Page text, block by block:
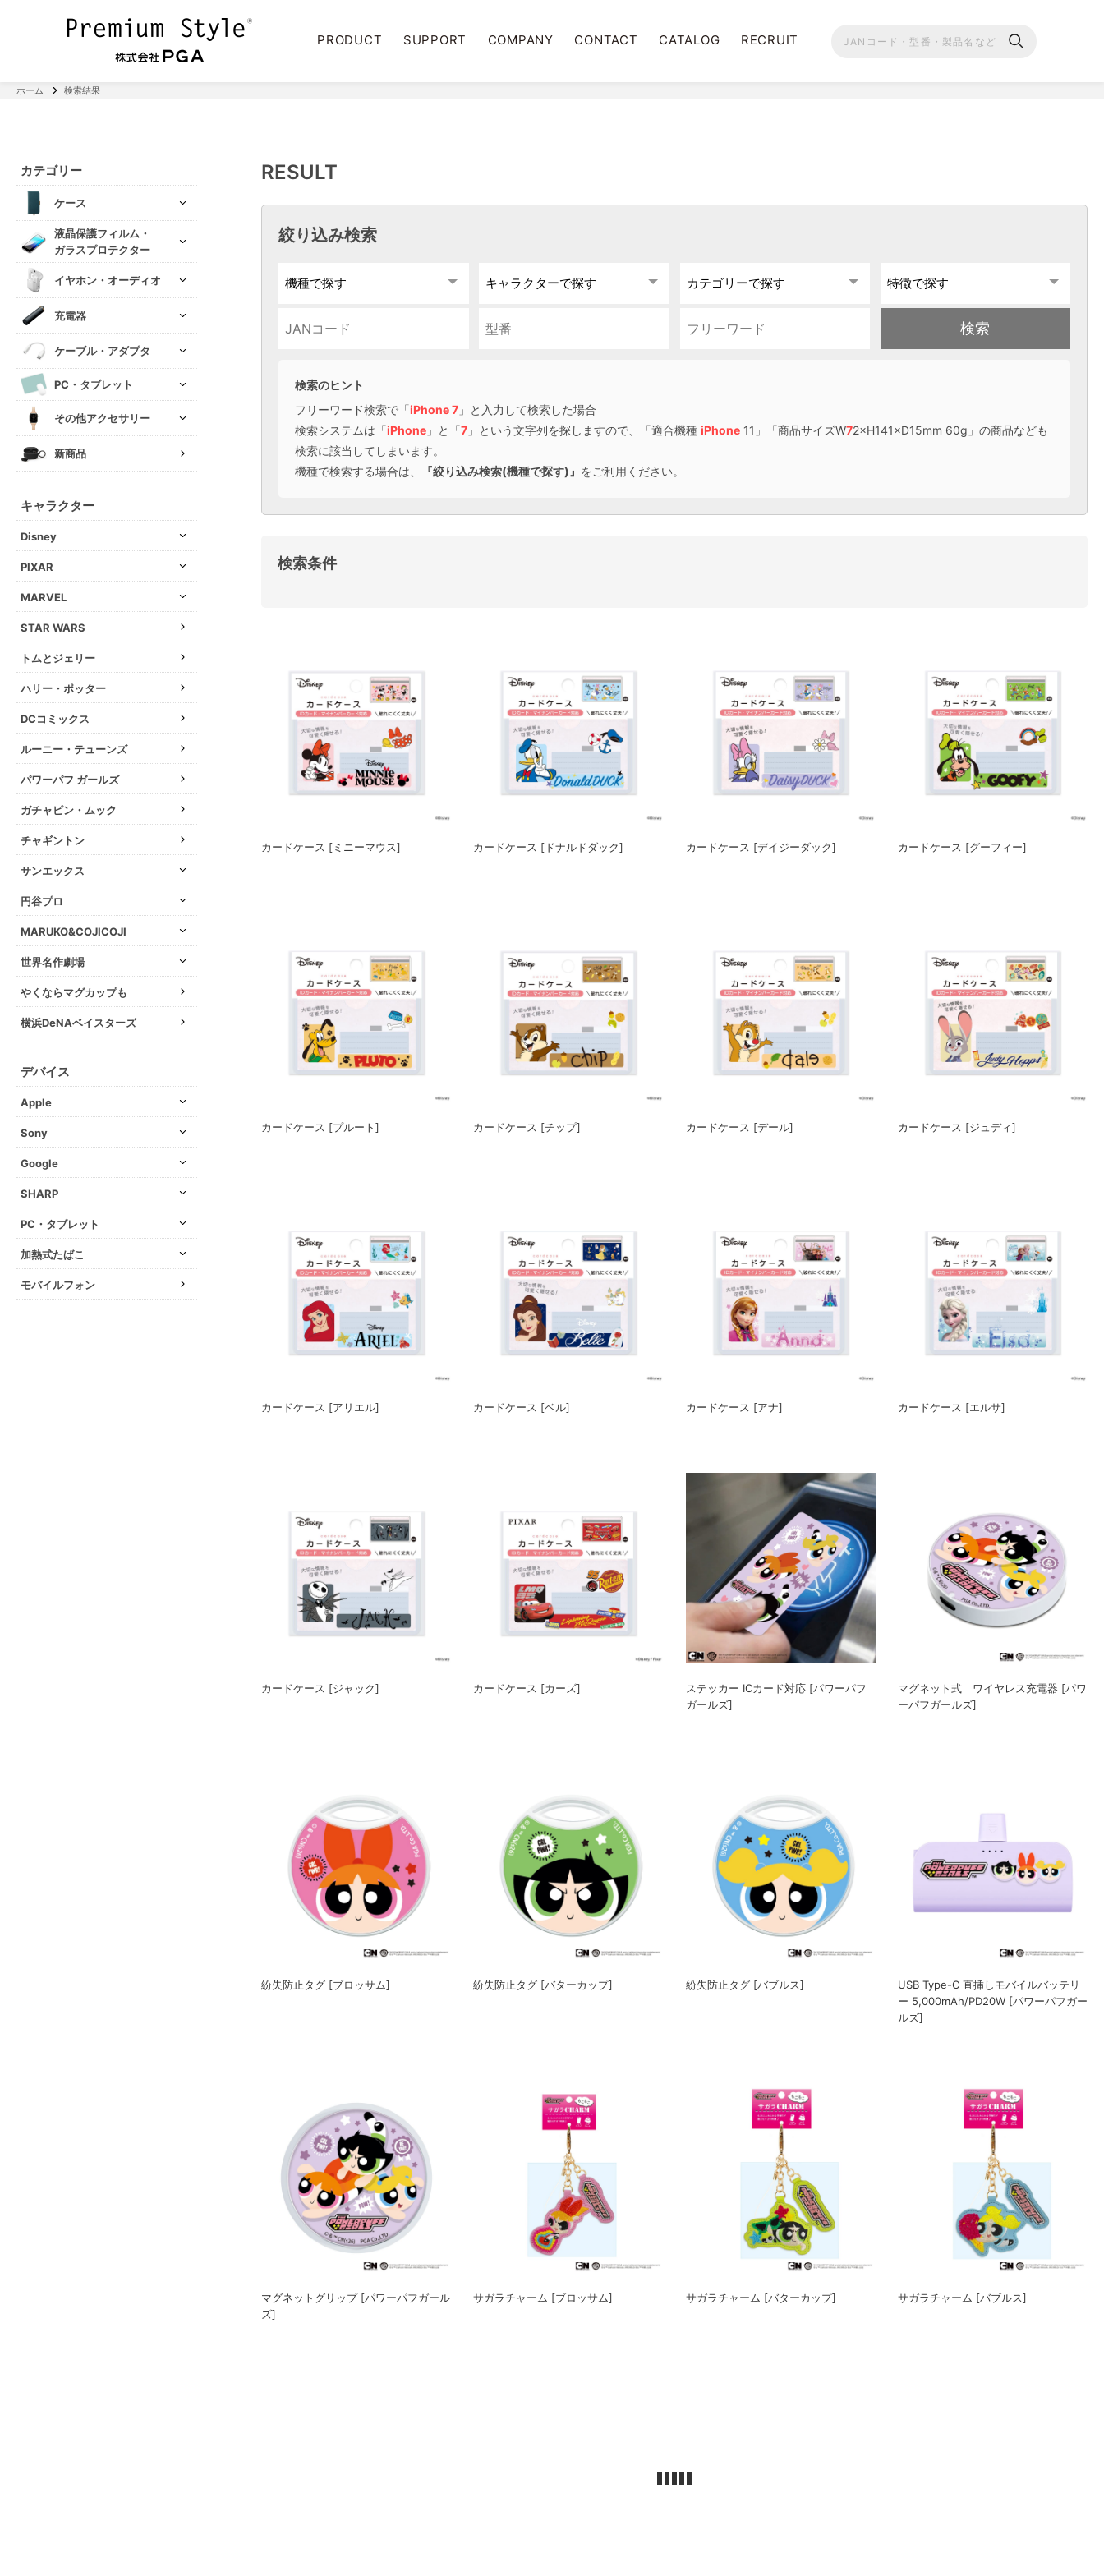
PRODUCT SUPPORT COMPANY CONTACT CATALOG RECRUIT
ホーム 検索結果
カテゴリー
ケース
液晶保護フィルム・
ガラスプロテクター
イヤホン・オーディオ
充電器
ケーブル・アダプタ
PC・タブレット
その他アクセサリー
新商品
キャラクター
Disney
PIXAR
MARVEL
STAR WARS
トムとジェリー
ハリー・ポッター
DCコミックス
ルーニー・テューンズ
パワーパフ ガールズ
ガチャピン・ムック
チャギントン
サンエックス
円谷プロ
MARUKO&COJICOJI
世界名作劇場
やくならマグカップも
横浜DeNAベイスターズ
デバイス
Apple
Sony
Google
SHARP
PC・タブレット
加熱式たばこ
モバイルフォン
RESULT
絞り込み検索
検索のヒント
フリーワード検索で「iPhone 7 」と入力して検索した場合
検索システムは「iPhone 」と「7 」という文字列を探しますので、「適合機種iPhone 11」「商品サイズW72×H141×D15mm 60g」の商品なども
検索に該当してしまいます。
機種で検索する場合は、
『絞り込み検索(機種で探す)』 をご利用ください。
検索条件
カードケース [ミニーマウス] カードケース [ドナルドダック] カードケース [デイジーダック] カードケース [グーフィー]
カードケース [プルート] カードケース [チップ] カードケース [デール] カードケース [ジュディ]
カードケース [アリエル] カードケース [ベル] カードケース [アナ] カードケース [エルサ]
カードケース [ジャック] カードケース [カーズ]
ステッカー ICカード対応 [パワーパフ
ガールズ]
マグネット式 ワイヤレス充電器 [パワ
ーパフガールズ]
紛失防止タグ [ブロッサム] 紛失防止タグ [バターカップ] 紛失防止タグ [バブルス]
USB Type-C 直挿しモバイルバッテリ
ー 5,000mAh/PD20W [パワーパフガー
ルズ]
マグネットグリップ [パワーパフガール
ズ]
サガラチャーム [ブロッサム] サガラチャーム [バターカップ] サガラチャーム [バブルス]